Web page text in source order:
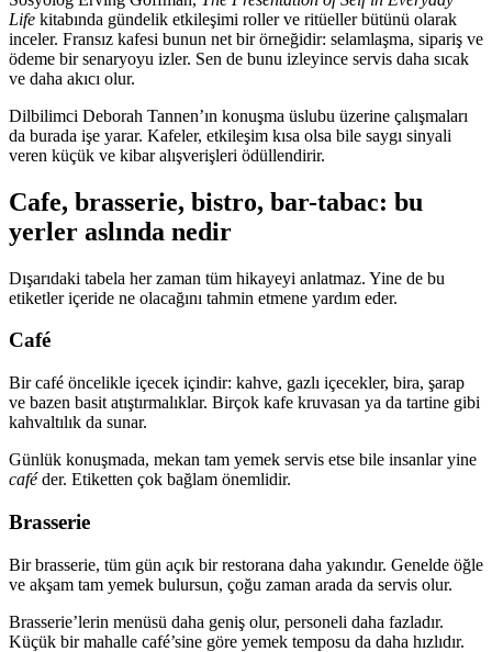
Life kitabında gündelik etkileşimi roller ve ritüeller bütünü olarak
inceler. Fransız kafesi bunun net bir örneğidir: selamlaşma, sipariş ve
ödeme bir senaryoyu izler. Sen de bunu izleyince servis daha sıcak
ve daha akıcı olur.
Dilbilimci Deborah Tannen’ın konuşma üslubu üzerine çalışmaları
da burada işe yarar. Kafeler, etkileşim kısa olsa bile saygı sinyali
veren küçük ve kibar alışverişleri ödüllendirir.
Cafe, brasserie, bistro, bar-tabac: bu
yerler aslında nedir
Dışarıdaki tabela her zaman tüm hikayeyi anlatmaz. Yine de bu
etiketler içeride ne olacağını tahmin etmene yardım eder.
Café
Bir café öncelikle içecek içindir: kahve, gazlı içecekler, bira, şarap
ve bazen basit atıştırmalıklar. Birçok kafe kruvasan ya da tartine gibi
kahvaltılık da sunar.
Günlük konuşmada, mekan tam yemek servis etse bile insanlar yine
caféder. Etiketten çok bağlam önemlidir.
Brasserie
Bir brasserie, tüm gün açık bir restorana daha yakındır. Genelde öğle
ve akşam tam yemek bulursun, çoğu zaman arada da servis olur.
Brasserie’lerin menüsü daha geniş olur, personeli daha fazladır.
Küçük bir mahalle café’sine göre yemek temposu da daha hızlıdır.